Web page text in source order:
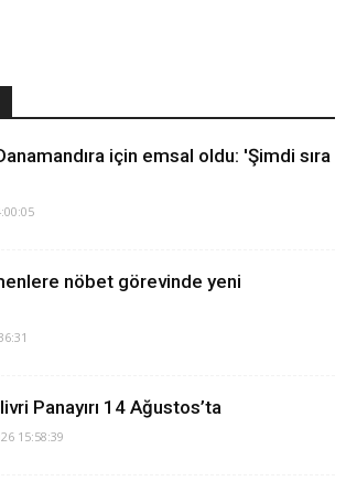
için emsal oldu: 'Şimdi sıra
nöbet görevinde yeni
Panayırı 14 Ağustos’ta
15:58:39